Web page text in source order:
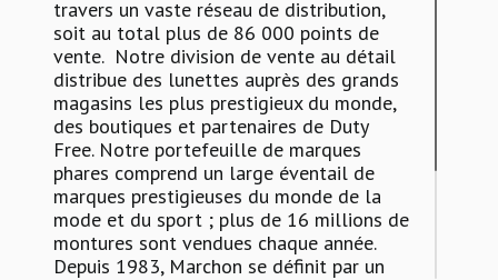
travers un vaste réseau de distribution,
soit au total plus de 86 000 points de
vente. Notre division de vente au détail
distribue des lunettes auprès des grands
magasins les plus prestigieux du monde,
des boutiques et partenaires de Duty
Free. Notre portefeuille de marques
phares comprend un large éventail de
marques prestigieuses du monde de la
mode et du sport ; plus de 16 millions de
montures sont vendues chaque année.
Depuis 1983, Marchon se définit par un